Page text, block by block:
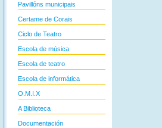
Pavillóns municipais
Certame de Corais
Ciclo de Teatro
Escola de música
Escola de teatro
Escola de informática
O.M.I.X
A Biblioteca
Documentación